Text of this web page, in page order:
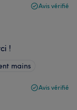
Avis vérifié
!
mains
Avis vérifié